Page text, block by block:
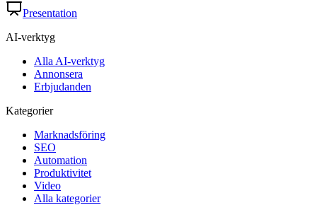
Presentation
AI-verktyg
Alla AI-verktyg
Annonsera
Erbjudanden
Kategorier
Marknadsföring
SEO
Automation
Produktivitet
Video
Alla kategorier